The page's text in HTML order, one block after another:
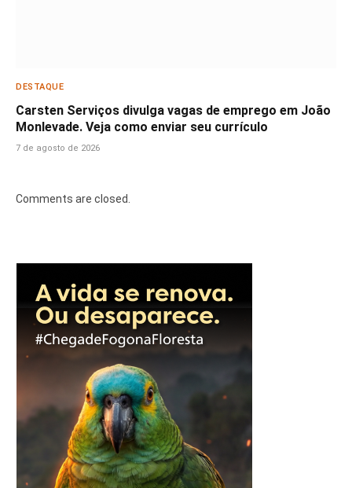
DESTAQUE
Carsten Serviços divulga vagas de emprego em João
Monlevade. Veja como enviar seu currículo
7 de agosto de 2026
Comments are closed.